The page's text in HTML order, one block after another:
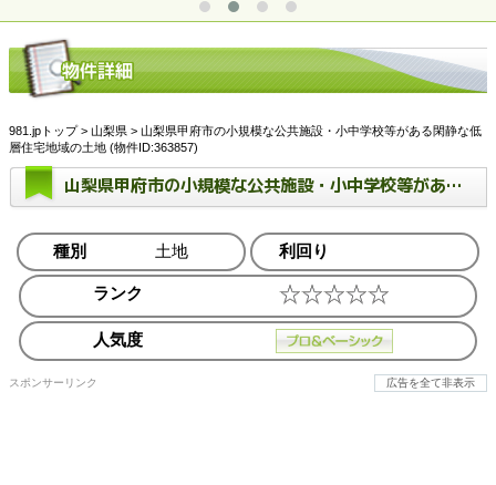
981.jpトップ> 山梨県 > 山梨県甲府市の小規模な公共施設・小中学校等がある閑静な低
層住宅地域の土地 (物件ID:363857)
山梨県甲府市の小規模な公共施設・小中学校等がある閑静な低層住宅地域の土地
種別 土地 利回り
ランク
人気度
スポンサーリンク 広告を全て非表示